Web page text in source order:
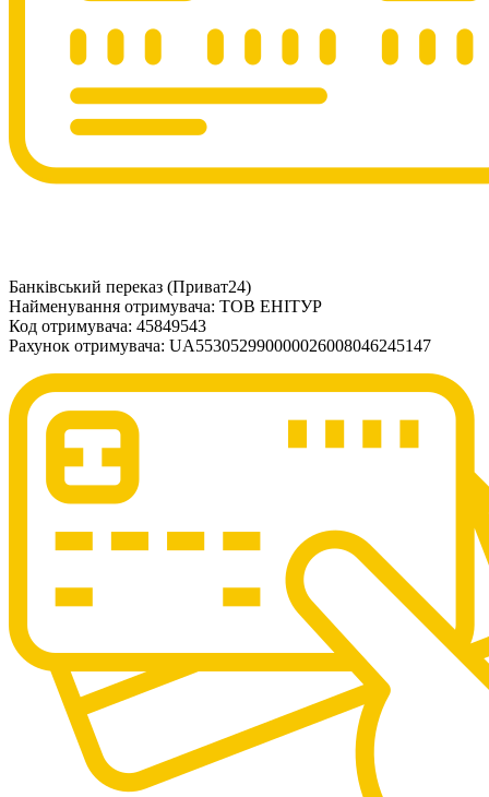
Банківський переказ (Приват24)
Найменування отримувача: ТОВ ЕНІТУР
Код отримувача: 45849543
Рахунок отримувача: UA553052990000026008046245147